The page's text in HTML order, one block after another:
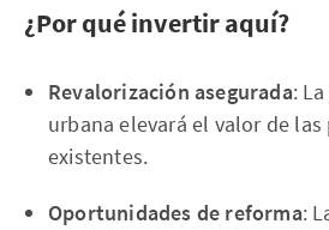
¿Por qué invertir aquí?
Revalorización asegurada:
urbana elevará el valor de
existentes.
Oportunidades de reforma: